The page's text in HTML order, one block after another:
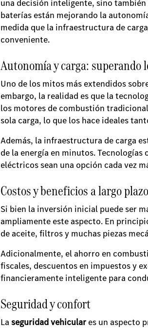
una decisión inteligente, sino
baterías están mejorando la
medida que la infraestructura de
conveniente.
Autonomía y carga: superando
Uno de los mitos más extendidos
embargo, la realidad es que la
los motores de combustión
sola carga, lo que los hace ideales
Además, la infraestructura de carga
de la energía en minutos.
eléctricos sean una opción cada vez
Costos y beneficios a largo plazo
Si bien la inversión inicial puede ser
ampliamente este aspecto. En
de aceite, filtros y muchas piezas
Adicionalmente, el ahorro en
fiscales, descuentos en impuestos y
financieramente inteligente para
Seguridad y confort
La seguridad vehicular es un aspecto